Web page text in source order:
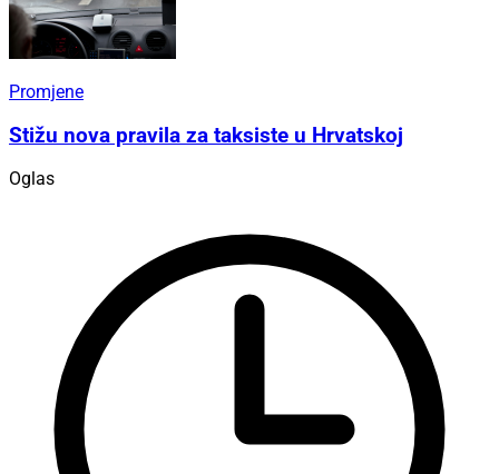
Promjene
Stižu nova pravila za taksiste u Hrvatskoj
Oglas